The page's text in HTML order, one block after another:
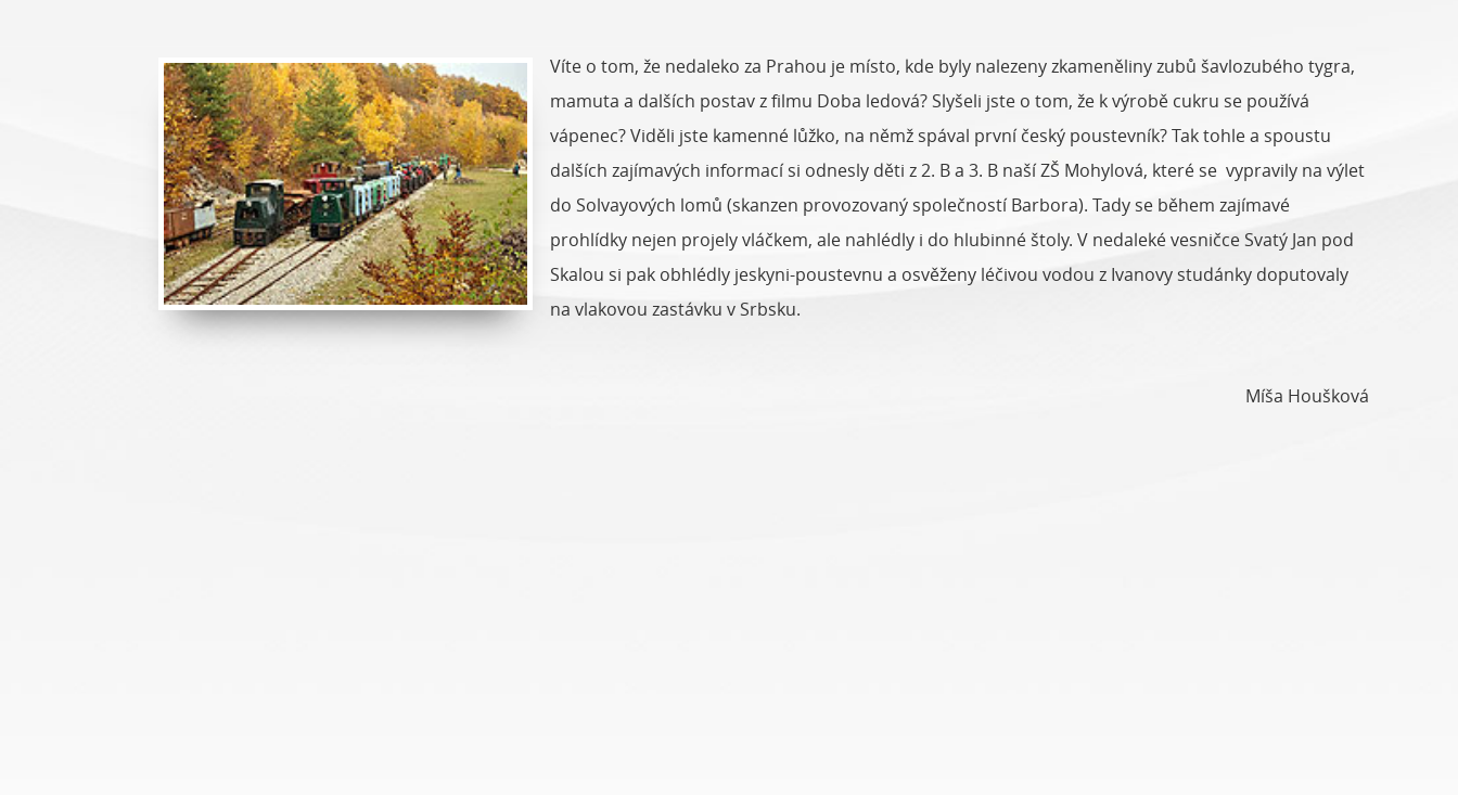
Víte o tom, že nedaleko za Prahou je místo, kde byly nalezeny zkameněliny zubů šavlozubého tygra,
mamuta a dalších postav z filmu Doba ledová? Slyšeli jste o tom, že k výrobě cukru se používá
vápenec? Viděli jste kamenné lůžko, na němž spával první český poustevník? Tak tohle a spoustu
dalších zajímavých informací si odnesly děti z 2. B a 3. B naší ZŠ Mohylová, které se vypravily na výlet
do Solvayových lomů (skanzen provozovaný společností Barbora). Tady se během zajímavé
prohlídky nejen projely vláčkem, ale nahlédly i do hlubinné štoly. V nedaleké vesničce Svatý Jan pod
Skalou si pak obhlédly jeskyni-poustevnu a osvěženy léčivou vodou z Ivanovy studánky doputovaly
na vlakovou zastávku v Srbsku.
Míša Houšková